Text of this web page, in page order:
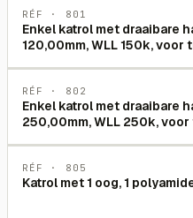
RÉF · 801
Enkel katrol met draaibare
120,00mm, WLL 150k, voor
RÉF · 802
Enkel katrol met draaibare
250,00mm, WLL 250k,
RÉF · 805
Katrol met 1 oog, 1